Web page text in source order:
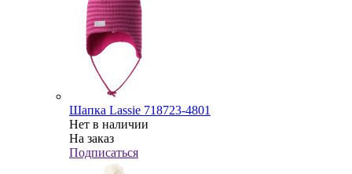
Шапка Lassie 718723-4801
Нет в наличии
На заказ
Подписаться